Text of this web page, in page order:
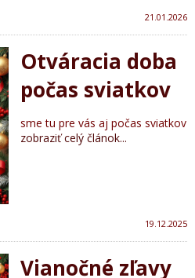
21.01.2026
Otváracia doba
počas sviatkov
sme tu pre vás aj počas sviatkov
zobraziť celý článok...
19.12.2025
Vianočné zľavy